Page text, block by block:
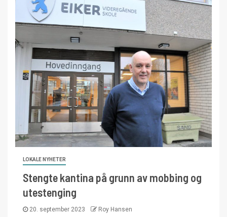
LOKALE NYHETER
Stengte kantina på grunn av mobbing og
utestenging
20. september 2023 Roy Hansen